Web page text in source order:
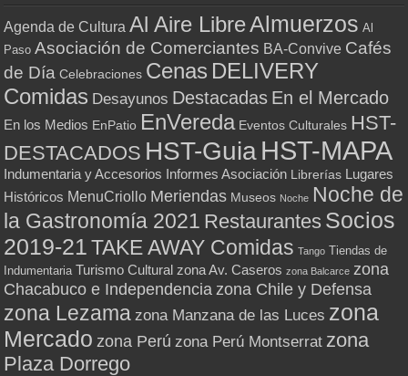
Agenda de Cultura Al Aire LibreAlmuerzos Al
Paso Asociación de Comerciantes BA-Convive Cafés
de Día Celebraciones Cenas DELIVERY
Comidas Desayunos Destacadas En el Mercado
En los Medios EnPatio EnVereda Eventos Culturales HST-
DESTACADOS HST-GuiaHST-MAPA
Indumentaria y Accesorios Informes Asociación Librerías Lugares
Históricos MenuCriollo Meriendas Museos Noche Noche de
la Gastronomía 2021 Restaurantes Socios
2019-21 TAKE AWAY Comidas Tango Tiendas de
Indumentaria Turismo Cultural zona Av. Caseros zona Balcarce zona
Chacabuco e Independencia zona Chile y Defensa
zona Lezama zona Manzana de las Luces zona
Mercado zona Perú zona Perú Montserrat zona
Plaza Dorrego